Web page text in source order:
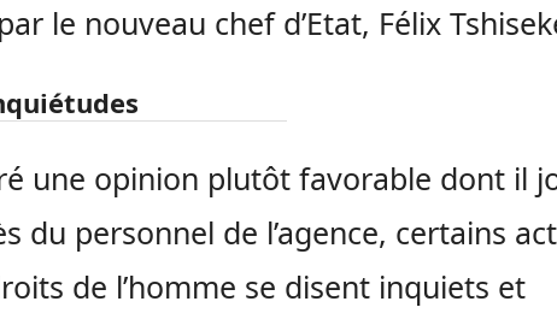
le nouveau chef d’Etat, Félix
une opinion plutôt favorable dont il
du personnel de l’agence, certains
de l’homme se disent inquiets et